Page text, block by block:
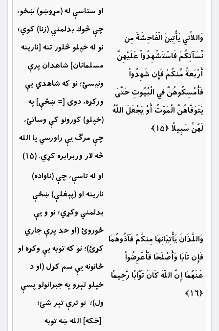
وَاللاَّتِي يَأْتِينَ الْفَاحِشَةَ مِن
نِّسَآئِكُمْ فَاسْتَشْهِدُواْ عَلَيْهِنَّ
أَرْبَعةً مِّنكُمْ فَإِن شَهِدُواْ
فَأَمْسِكُوهُنَّ فِي الْبُيُوتِ حَتَّىَ
يَتَوَفَّاهُنَّ الْمَوْتُ أَوْ يَجْعَلَ اللّهُ
لَهُنَّ سَبِيلًا ﴿۱۵﴾
او ستاسې له (مړوښو) ښځو،
چې څوك بدلمني (زنا) کوي؛
نو له خپلو څلور تنه [نارینه
مسلمانان] شاهدان پرې
ونيسئ؛ نو كه شاهدي يې
ورکړه، دوى [= ښځې] په
(خپلو) كورونو كې وساتئ،
چې مرګ يې راورسي يا الله
څه لار وربرابره كړي. (۱۵)
وَاللَّذَانَ يَأْتِيَانِهَا مِنكُمْ فَآذُوهُمَا
فَإِن تَابَا وَأَصْلَحَا فَأَعْرِضُواْ
عَنْهُمَا إِنَّ اللّهَ كَانَ تَوَّابًا رَّحِيمًا
﴿۱۶﴾
او له تاسې، چې (ناواده)
نارينه او (پېغلې) ښځې
بدلمني وكړي؛ نو و یې
ځوروئ (او حد پرې جاري
كړئ)؛ نو كه توبه يې وکړه او
ځانونه يې سم كړل (او د
خپلو تېرو په جبرانولو پسې
ول)؛ نو ترې تېر شئ؛
[ځكه] الله ښه توبه